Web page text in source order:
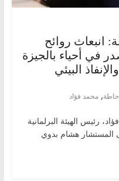
انبعاث روائح
في أحياء بالجيزة
البيئي
, محمد فؤاد
رئيس الهيئة البرلمانية
المستشار هشام بدوي